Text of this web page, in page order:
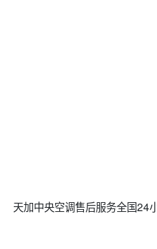
天加中央空调售后服务全国24